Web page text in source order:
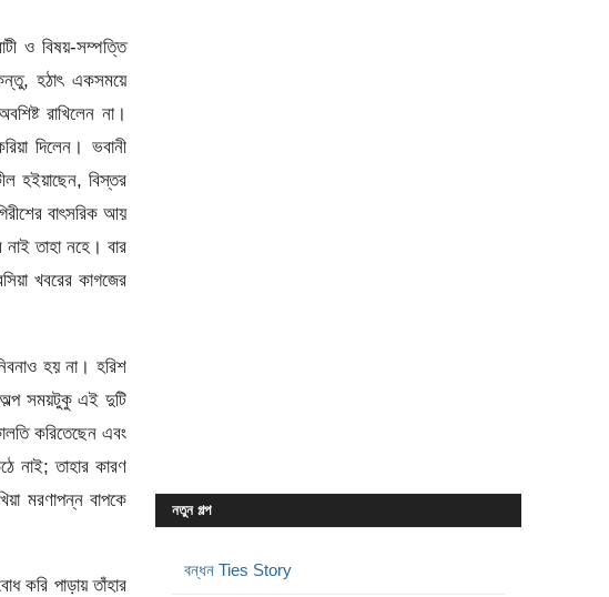
ও বিষয়-সম্পত্তি
হঠাৎ একসময়ে
রাখিলেন না।
দিলেন। ভবানী
হইয়াছেন, বিস্তর
বাৎসরিক আয়
তাহা নহে। বার
খবরের কাগজের
হয় না। হরিশ
অল্প সময়টুকু এই দুটি
করিতেছেন এবং
নাই; তাহার কারণ
মরণাপন্ন বাপকে
করি পাড়ায় তাঁহার
নতুন গল্প
বন্ধন Ties Story